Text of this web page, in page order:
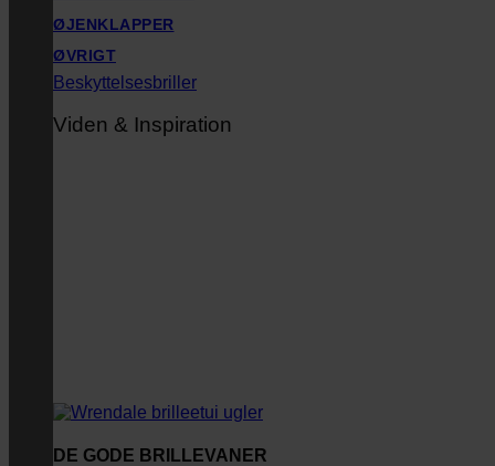
ØJENKLAPPER
ØVRIGT
Beskyttelsesbriller
Viden & Inspiration
DE GODE BRILLEVANER